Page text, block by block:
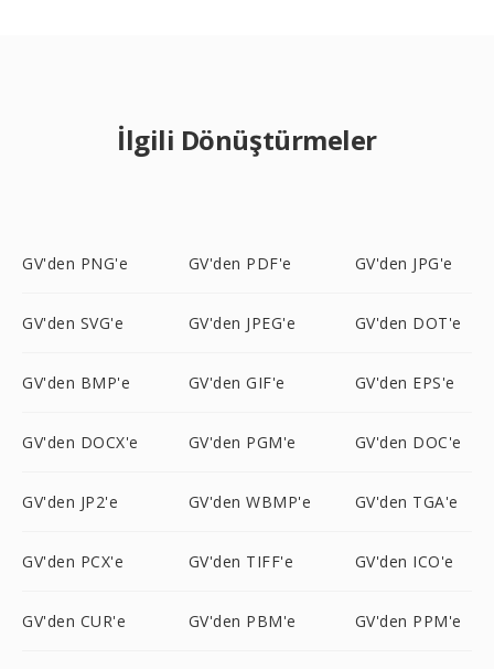
İlgili Dönüştürmeler
GV'den PNG'e GV'den PDF'e GV'den JPG'e
GV'den SVG'e GV'den JPEG'e GV'den DOT'e
GV'den BMP'e GV'den GIF'e GV'den EPS'e
GV'den DOCX'e GV'den PGM'e GV'den DOC'e
GV'den JP2'e GV'den WBMP'e GV'den TGA'e
GV'den PCX'e GV'den TIFF'e GV'den ICO'e
GV'den CUR'e GV'den PBM'e GV'den PPM'e